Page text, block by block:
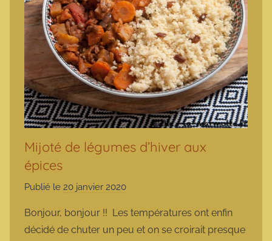
Mijoté de légumes d’hiver aux
épices
Publié le 20 janvier 2020
r
m
Bonjour, bonjour !! Les températures ont enfin
décidé de chuter un peu et on se croirait presque